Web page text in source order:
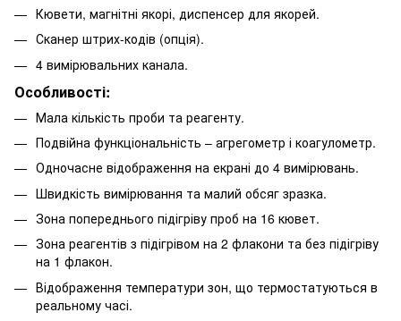
Кювети, магнітні якорі, диспенсер для якорей.
Сканер штрих-кодів (опція).
4 вимірювальних канала.
Особливості:
Мала кількість проби та реагенту.
Подвійна функціональність – агрегометр і коагулометр.
Одночасне відображення на екрані до 4 вимірювань.
Швидкість вимірювання та малий обсяг зразка.
Зона попереднього підігріву проб на 16 кювет.
Зона реагентів з підігрівом на 2 флакони та без підігріву
на 1 флакон.
Відображення температури зон, що термостатуються в
реальному часі.